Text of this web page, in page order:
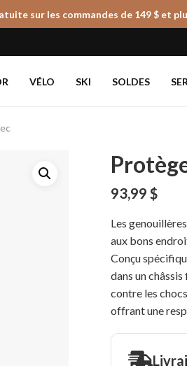
sur les commandes de 149 $ et
VÉLO SKI SOLDES
93,99$
Les
aux bons
Conçu
dans un
contre les
offrant une